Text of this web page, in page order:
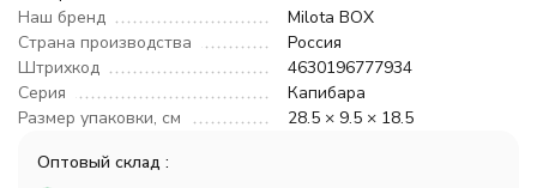
Наш бренд
Milota BOX
Страна производства
Россия
Штрихкод
4630196777934
Серия
Капибара
Размер упаковки, см
28.5 × 9.5 × 18.5
Оптовый склад :